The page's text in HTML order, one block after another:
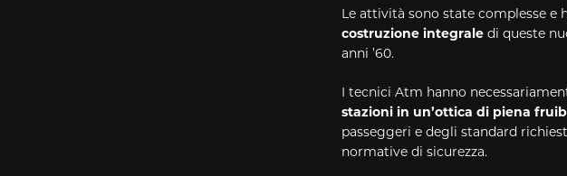
Le attività sono state complesse e
costruzione integrale di queste
anni ’60.
I tecnici Atm hanno
stazioni in un’ottica di piena
passeggeri e degli standard
normative di sicurezza.